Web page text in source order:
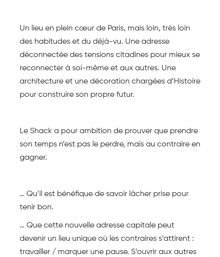
Un lieu en plein cœur de Paris, mais loin, très loin
des habitudes et du déjà-vu. Une adresse
déconnectée des tensions citadines pour mieux se
reconnecter à soi-même et aux autres. Une
architecture et une décoration chargées d’Histoire
pour construire son propre futur.
Le Shack a pour ambition de prouver que prendre
son temps n’est pas le perdre, mais au contraire en
gagner.
… Qu’il est bénéfique de savoir lâcher prise pour
tenir bon.
… Que cette nouvelle adresse capitale peut
devenir un lieu unique où les contraires s’attirent :
travailler / marquer une pause. S’ouvrir aux autres